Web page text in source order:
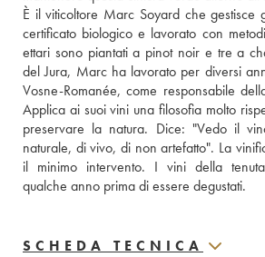
È il viticoltore Marc Soyard che gestisce
certificato biologico e lavorato con
ettari sono piantati a pinot noir e tre a
del Jura, Marc ha lavorato per diversi
Vosne-Romanée, come responsabile
Applica ai suoi vini una filosofia molto
preservare la natura. Dice: "Vedo il
naturale, di vivo, di non artefatto". La
il minimo intervento. I vini della
qualche anno prima di essere degustati.
SCHEDA TECNICA